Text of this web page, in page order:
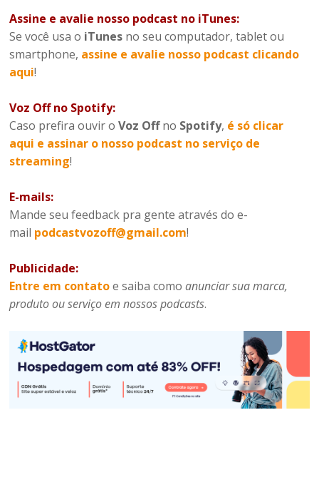
Assine e avalie nosso podcast no iTunes:
Se você usa o iTunes no seu computador, tablet ou
smartphone, assine e avalie nosso podcast clicando
aqui!
Voz Off no Spotify:
Caso prefira ouvir oVoz Offno Spotify, é só clicar
aqui e assinar o nosso podcast no serviço de
streaming!
E-mails:
Mande seu feedback pra gente através do e-
mail podcastvozoff@gmail.com!
Publicidade:
Entre em contatoe saiba comoanunciar sua marca,
produto ou serviço em nossos podcasts.